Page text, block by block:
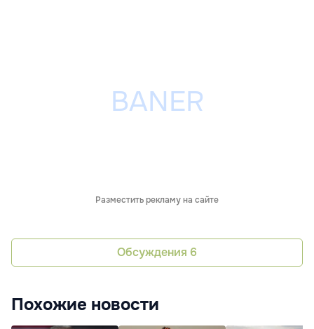
Разместить рекламу на сайте
Обсуждения 6
Похожие новости